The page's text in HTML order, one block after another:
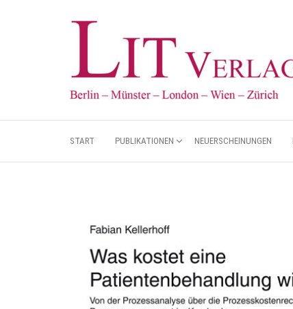
START PUBLIKATIONEN NEUERSCHEINUNGEN